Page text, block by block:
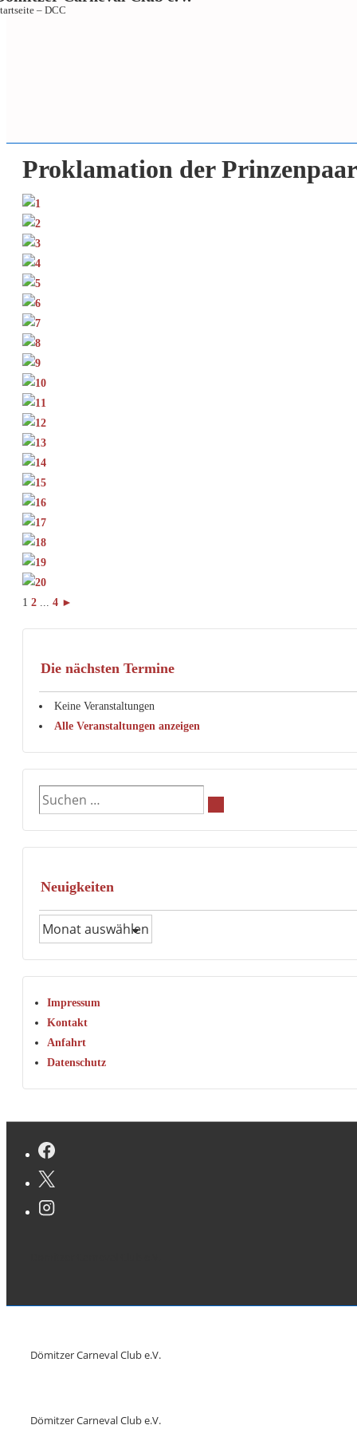
– DCC
Inhalt
Proklamation der
1 2 ... 4 ►
Die nächsten Termine
Keine Veranstaltungen
Alle Veranstaltungen anzeigen
Suchen
nach:
Neuigkeiten
Neuigkeiten
Impressum
Kontakt
Anfahrt
Datenschutz
Dömitzer Carneval Club e.V.
Dömitzer Carneval Club e.V.